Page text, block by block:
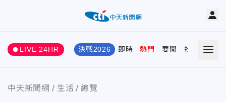
LIVE 24HR 決戰2026 即時 熱門 要聞 社會 娛樂
中天新聞網 生活 總覽